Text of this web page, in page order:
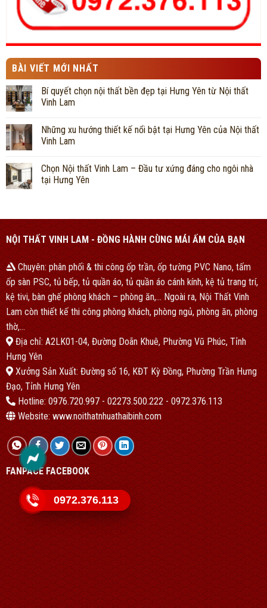
BÀI VIẾT MỚI NHẤT
Bí quyết chọn nội thất bền đẹp tại Hưng Yên từ Nội thất
Vinh Lam
Những xu hướng thiết kế nổi bật tại Hưng Yên của Nội thất
Vinh Lam
Chọn Nội thất Vinh Lam – Đầu tư xứng đáng cho ngôi nhà
tại Hưng Yên
NỘI THẤT VINH LAM - ĐỒNG HÀNH CÙNG MÁI ẤM CỦA BẠN
Chuyên: phân phối & thi công ốp trần, ốp tường PVC Nano, tấm
ốp sàn PSC, tủ bếp, tủ quần áo, tủ quần áo cánh kính, kệ tủ trang trí,
kệ tivi, bàn ghế phòng khách – phòng ăn,… Ngoài ra, Nội Thất Vinh
Lam còn thiết kế thi công phòng khách, phòng ngủ, phòng ăn, phòng
thờ,…
Địa chỉ: A2LK01-04, Đường Doãn Khuê, Phường Vũ Phúc, Tỉnh
Hưng Yên
Xưởng Sản Xuất: Đường số 16, KĐT Kỳ Đồng, Phường Trần Hưng
Đạo, Tỉnh Hưng Yên
Hotline: 0976.720.997 - 02273.500.222 - 0972.376.113
Website: www.noithatnhuathaibinh.com
FANPACE FACEBOOK
0972.376.113